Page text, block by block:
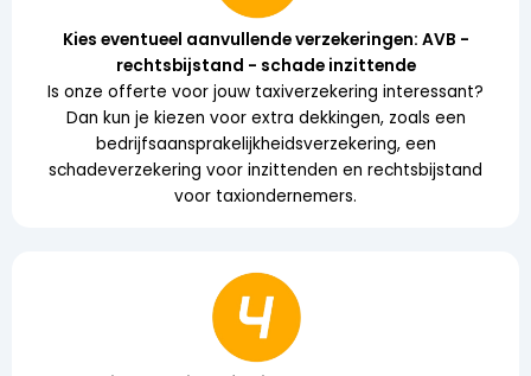
Kies eventueel aanvullende verzekeringen: AVB -
rechtsbijstand - schade inzittende
Is onze offerte voor jouw taxiverzekering interessant?
Dan kun je kiezen voor extra dekkingen, zoals een
bedrijfsaansprakelijkheidsverzekering, een
schadeverzekering voor inzittenden en rechtsbijstand
voor taxiondernemers.